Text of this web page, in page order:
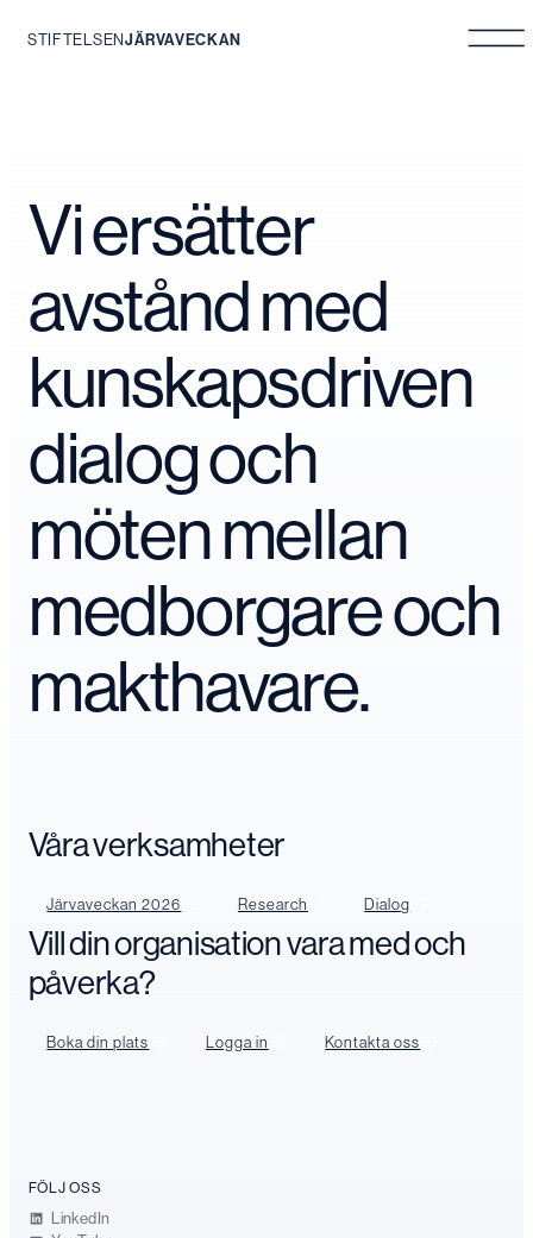
STIFTELSENJÄRVAVECKAN
Vi ersätter
avstånd med
kunskapsdriven
dialog och
möten mellan
medborgare och
makthavare.
Våra verksamheter
Järvaveckan 2026 Research Dialog
Vill din organisation vara med och
påverka?
Boka din plats Logga in Kontakta oss
FÖLJ OSS
LinkedIn